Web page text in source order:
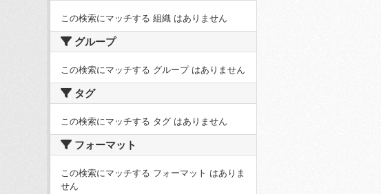
この検索にマッチする 組織 はありません
グループ
この検索にマッチする グループ はありません
タグ
この検索にマッチする タグ はありません
フォーマット
この検索にマッチする フォーマット はありま
せん